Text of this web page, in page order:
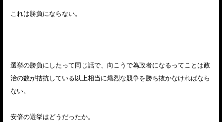
これは勝負にならない。
選挙の勝負にしたって同じ話で、向こうで為政者になるってことは政
治の数が拮抗している以上相当に熾烈な競争を勝ち抜かなければなら
ない。
安倍の選挙はどうだったか。